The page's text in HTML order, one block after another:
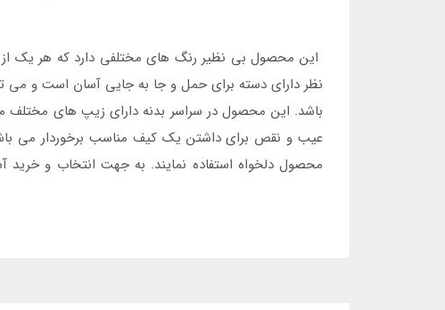
این محصول بی نظیر رنگ های مختلفی دارد که هر یک از
نظر دارای دسته برای حمل و جا به جایی آسان است و
باشد. این محصول در سراسر بدنه دارای زیپ های مختلف
عیب و نقص برای داشتن یک کیف مناسب برخوردار می
محصول دلخواه استفاده نمایند. به جهت انتخاب و